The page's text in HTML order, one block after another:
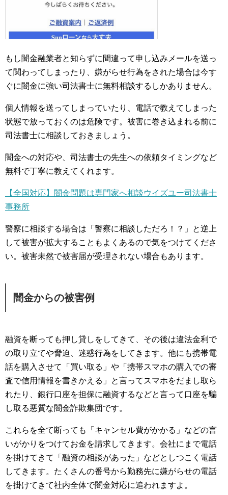
もし闇金融業者と知らずに間違って申し込みメールを送っ
て関わってしまったり、嫌がらせ行為をされた場合は今す
ぐに闇金に強い司法書士に無料相談するしかありません。
個人情報を送ってしまっていたり、電話で教えてしまった
状態で放っておくのは危険です。被害に巻き込まれる前に
司法書士に相談しておきましょう。
闇金への対応や、司法書士の先生への依頼タイミングなど
無料で丁寧に教えてくれます。
【全国対応】闇金問題は専門家へ相談ウイズユー司法書士
事務所
警察に相談する場合は「警察に相談しただろ！？」と逆上
して被害が拡大することもよくあるので気をつけてくださ
い。被害未然で被害届が受理されない場合もあります。
闇金からの被害例
融資を断っても押し貸しをしてきて、その後は違法金利で
の取り立てや脅迫、迷惑行為をしてきます。他にも携帯電
話を購入させて「買い取る」や「携帯スマホの購入での審
査で信用情報を書きかえる」と言ってスマホをだまし取ら
れたり、銀行口座を担保に融資するなどと言って口座を騙
し取る悪質な闇金詐欺集団です。
これらを全て断っても「キャンセル費がかかる」などの言
いがかりをつけてお金を請求してきます。会社にまで電話
を掛けてきて「融資の相談があった」などとしつこく電話
してきます。たくさんの番号から勤務先に嫌がらせの電話
を掛けてきて社内全体で闇金対応に追われますよ。